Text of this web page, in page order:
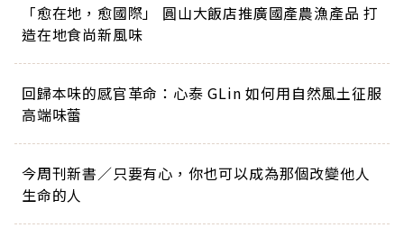
「愈在地，愈國際」 圓山大飯店推廣國產農漁產品 打
造在地食尚新風味
回歸本味的感官革命：心泰 GLin 如何用自然風土征服
高端味蕾
今周刊新書／只要有心，你也可以成為那個改變他人
生命的人